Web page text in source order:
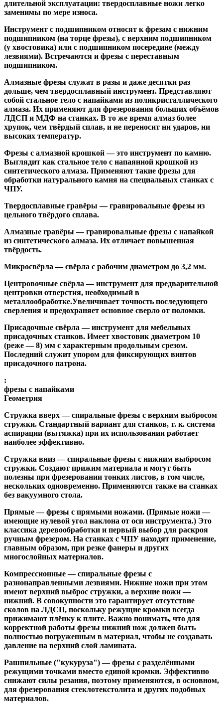
длительной эксплуатации: твердосплавные ножи легко
заменимы по мере износа.
Инструмент с подшипником относят к фрезам с нижним
подшипником (на торце фрезы), с верхним подшипником
(у хвостовика) или с подшипником посередине (между
лезвиями). Встречаются и фрезы с переставным
подшипником.
Алмазные фрезы служат в разы и даже десятки раз
дольше, чем твердосплавный инструмент. Представляют
собой стальное тело с напайками из поликристаллического
алмаза. Их применяют для фрезерования больших объёмов
ЛДСП и МДФ на станках. В то же время алмаз более
хрупок, чем твёрдый сплав, и не переносит ни ударов, ни
высоких температур.
Фрезы с алмазной крошкой— это инструмент по камню.
Выглядит как стальное тело с напаянной крошкой из
синтетического алмаза. Применяют такие фрезы для
обработки натурального камня на специальных станках с
ЧПУ.
Твердосплавные гравёры — гравировальные фрезы из
цельного твёрдого сплава.
Алмазные гравёры — гравировальные фрезы с напайкой
из синтетического алмаза. Их отличает повышенная
твёрдость.
Микросвёрла — свёрла с рабочим диаметром до 3,2 мм.
Центровочные свёрла — инструмент для предварительной
центровки отверстия, необходимый в
металлообработке.Увеличивает точность последующего
сверления и предохраняет основное сверло от поломки.
Присадочные свёрла — инструмент для мебельных
присадочных станков. Имеет хвостовик диаметром 10
(реже — 8) мм с характерным продольным срезом.
Последний служит упором для фиксирующих винтов
присадочного патрона.
:
фрезы с напайками
Геометрия
Стружка вверх— спиральные фрезы с верхним выбросом
стружки. Стандартный вариант для станков, т. к. система
аспирации (вытяжка) при их использовании работает
наиболее эффективно.
Стружка вниз— спиральные фрезы с нижним выбросом
стружки. Создают прижим материала и могут быть
полезны при фрезеровании тонких листов, в том числе,
нескольких одновременно. Применяются также на станках
без вакуумного стола.
Прямые— фрезы с прямыми ножами. (Прямые ножи —
имеющие нулевой угол наклона от оси инструмента.) Это
классика деревообработки и первый выбор для раскроя
ручным фрезером. На станках с ЧПУ находят применение,
главным образом, при резке фанеры и других
многослойных материалов.
Компрессионные— спиральные фрезы с
разнонаправленными лезвиями. Нижние ножи при этом
имеют верхний выброс стружки, а верхние ножи —
нижний. В совокупности это гарантирует отсутствие
сколов на ЛДСП, поскольку режущие кромки всегда
прижимают плёнку к плите. Важно понимать, что для
корректной работы фрезы нижний нож должен быть
полностью погруженным в материал, чтобы не создавать
давление на верхний слой ламината.
Рашпильные ("кукуруза")— фрезы с разделёнными
режущими точками вместо единой кромки. Эффективно
снижают силы резания, поэтому применяются, в основном,
для фрезерования стеклотекстолита и других подобных
материалов.